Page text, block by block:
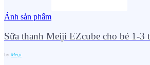
Ảnh sản phẩm
Sữa thanh Meiji EZcube cho bé 1-3
by Meiji